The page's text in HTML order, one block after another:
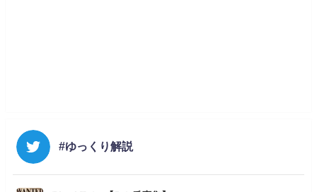
#ゆっくり解説